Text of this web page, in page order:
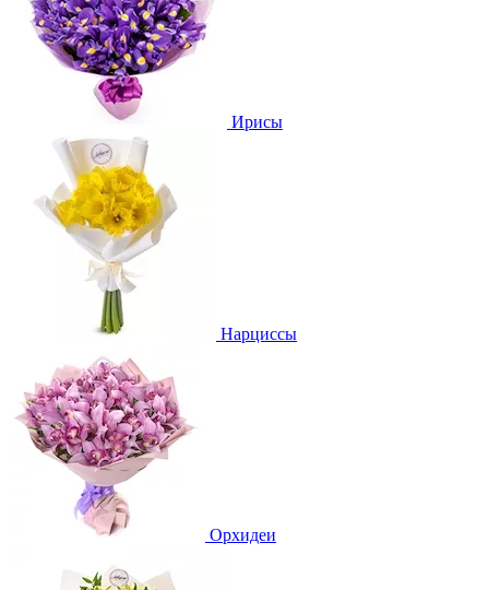
Ирисы
Нарциссы
Орхидеи